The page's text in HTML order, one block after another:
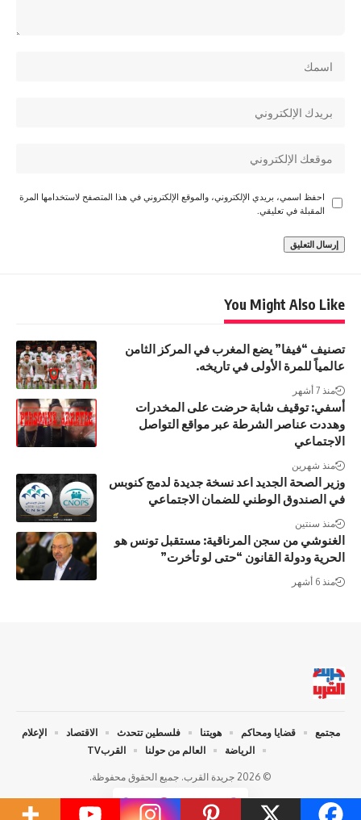
احفظ اسمي، بريدي الإلكتروني، والموقع الإلكتروني في هذا المتصفح لاستخدامها المرة
المقبلة في تعليقي.
You Might Also Like
تصنيف “فيفا” يضع المغرب في المركز الثامن
عالمياً للمرة الأولى في تاريخه.
منذ 7 أشهر
أسفي: توقيف شابة حرضت على المخدرات
وهددت عناصر الشرطة عبر مواقع التواصل
الاجتماعي
منذ شهرين
وزير الصحة الجديد اعد نسخة جديدة لدمج كنوبس
في الصندوق الوطني للضمان الاجتماعي
منذ سنتين
الغنوشي من سجن المرناقية: مستقبل تونس هو
الحرية ودولة القانون “حتى لو تأخرت”
منذ 6 أشهر
© 2026 جريدة القرب. جميع الحقوق محفوظة.
مجتمع قضايا ومحاكم هويتنا فلسطين تتحدث الاقتصاد
الإعلام
الرياضة
العالم من حولنا القربTV